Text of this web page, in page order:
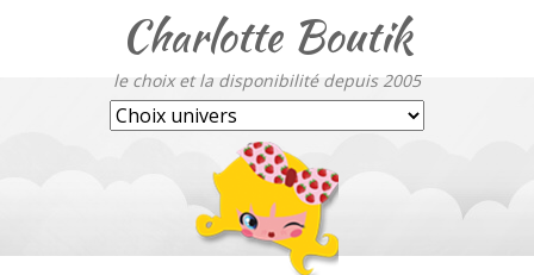
Charlotte Boutik
le choix et la disponibilité depuis 2005